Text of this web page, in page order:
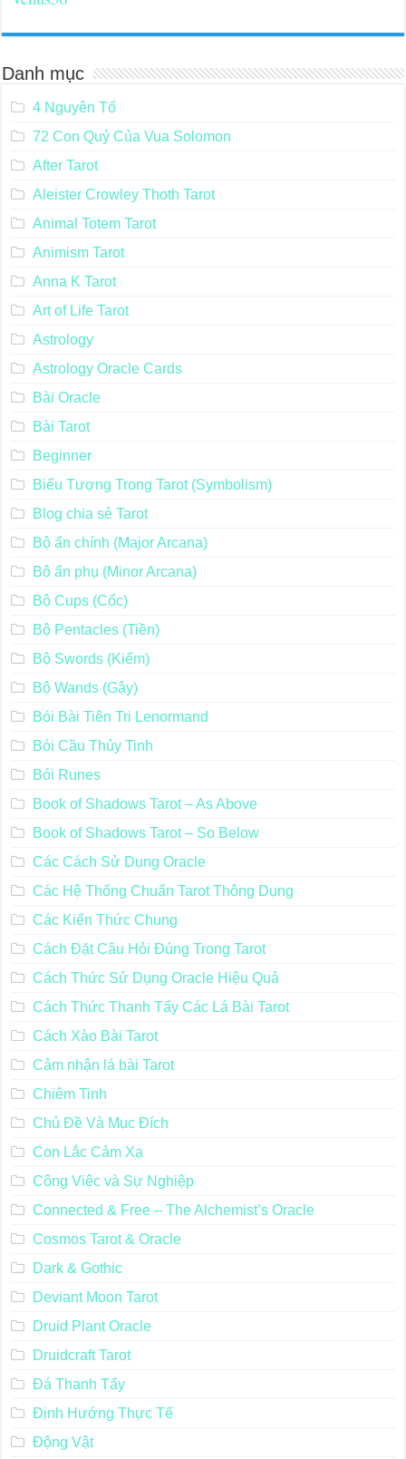
Danh mục
4 Nguyên Tố
72 Con Quỷ Của Vua Solomon
After Tarot
Aleister Crowley Thoth Tarot
Animal Totem Tarot
Animism Tarot
Anna K Tarot
Art of Life Tarot
Astrology
Astrology Oracle Cards
Bài Oracle
Bài Tarot
Beginner
Biểu Tượng Trong Tarot (Symbolism)
Blog chia sẻ Tarot
Bộ ẩn chính (Major Arcana)
Bộ ẩn phụ (Minor Arcana)
Bộ Cups (Cốc)
Bộ Pentacles (Tiền)
Bộ Swords (Kiếm)
Bộ Wands (Gậy)
Bói Bài Tiên Tri Lenormand
Bói Cầu Thủy Tinh
Bói Runes
Book of Shadows Tarot – As Above
Book of Shadows Tarot – So Below
Các Cách Sử Dụng Oracle
Các Hệ Thống Chuẩn Tarot Thông Dụng
Các Kiến Thức Chung
Cách Đặt Câu Hỏi Đúng Trong Tarot
Cách Thức Sử Dụng Oracle Hiệu Quả
Cách Thức Thanh Tẩy Các Lá Bài Tarot
Cách Xào Bài Tarot
Cảm nhận lá bài Tarot
Chiêm Tinh
Chủ Đề Và Mục Đích
Con Lắc Cảm Xạ
Công Việc và Sự Nghiệp
Connected & Free – The Alchemist’s Oracle
Cosmos Tarot & Oracle
Dark & Gothic
Deviant Moon Tarot
Druid Plant Oracle
Druidcraft Tarot
Đá Thanh Tẩy
Định Hướng Thực Tế
Động Vật